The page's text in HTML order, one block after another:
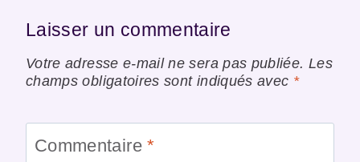
Laisser un commentaire
Votre adresse e-mail ne sera pas publiée. Les
champs obligatoires sont indiqués avec *
Commentaire*